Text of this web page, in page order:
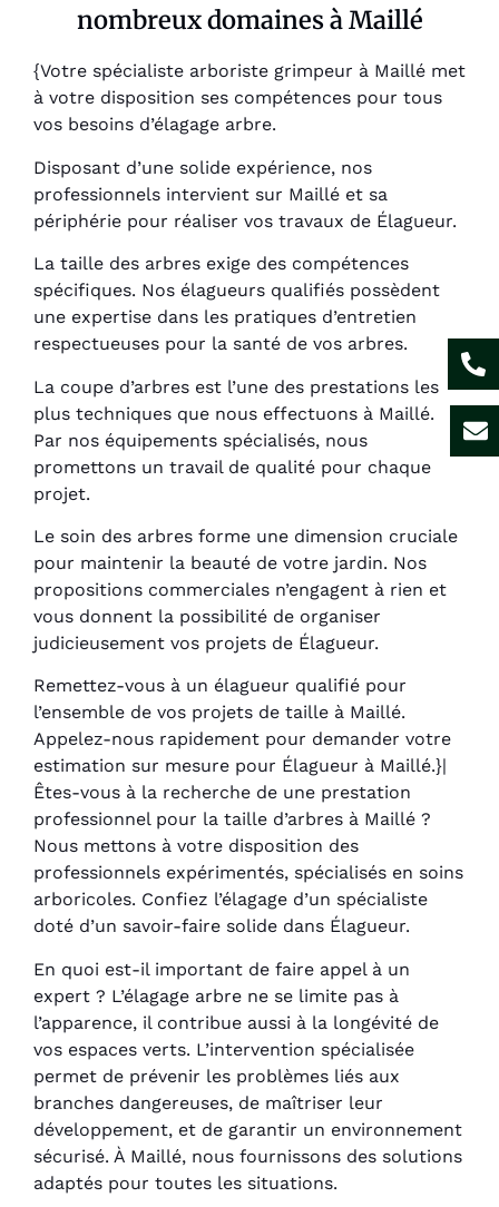
nombreux domaines à Maillé
{Votre spécialiste arboriste grimpeur à Maillé met
à votre disposition ses compétences pour tous
vos besoins d’élagage arbre.
Disposant d’une solide expérience, nos
professionnels intervient sur Maillé et sa
périphérie pour réaliser vos travaux de Élagueur.
La taille des arbres exige des compétences
spécifiques. Nos élagueurs qualifiés possèdent
une expertise dans les pratiques d’entretien
respectueuses pour la santé de vos arbres.
La coupe d’arbres est l’une des prestations les
plus techniques que nous effectuons à Maillé.
Par nos équipements spécialisés, nous
promettons un travail de qualité pour chaque
projet.
Le soin des arbres forme une dimension cruciale
pour maintenir la beauté de votre jardin. Nos
propositions commerciales n’engagent à rien et
vous donnent la possibilité de organiser
judicieusement vos projets de Élagueur.
Remettez-vous à un élagueur qualifié pour
l’ensemble de vos projets de taille à Maillé.
Appelez-nous rapidement pour demander votre
estimation sur mesure pour Élagueur à Maillé.}|
Êtes-vous à la recherche de une prestation
professionnel pour la taille d’arbres à Maillé ?
Nous mettons à votre disposition des
professionnels expérimentés, spécialisés en soins
arboricoles. Confiez l’élagage d’un spécialiste
doté d’un savoir-faire solide dans Élagueur.
En quoi est-il important de faire appel à un
expert ? L’élagage arbre ne se limite pas à
l’apparence, il contribue aussi à la longévité de
vos espaces verts. L’intervention spécialisée
permet de prévenir les problèmes liés aux
branches dangereuses, de maîtriser leur
développement, et de garantir un environnement
sécurisé. À Maillé, nous fournissons des solutions
adaptés pour toutes les situations.